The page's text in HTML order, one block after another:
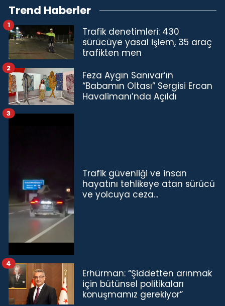
Trend Haberler
Trafik denetimleri: 430
sürücüye yasal işlem, 35 araç
trafikten men
1
Feza Aygın Sanıvar’ın
“Babamın Oltası” Sergisi Ercan
Havalimanı’nda Açıldı
2
Trafik güvenliği ve insan
hayatını tehlikeye atan sürücü
ve yolcuya ceza...
3
Erhürman: “Şiddetten arınmak
için bütünsel politikaları
konuşmamız gerekiyor”
4